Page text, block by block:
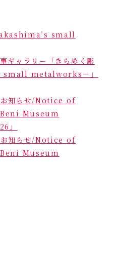
small
ギャラリー「きらめく彫
small metalworks－」
お知らせ/Notice of
Museum
」
お知らせ/Notice of
Museum